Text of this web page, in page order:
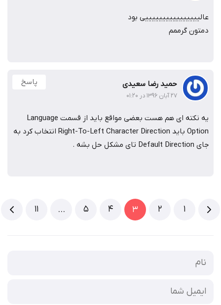
عالییییییییییییییییی بود
دمتون گرممم
حمید رضا سعیدی
۲۷ آبان ۱۳۹۶ در ۰۱:۲۰
پاسخ
یه نکته ای هم هست بعضی مواقع باید از قسمت Language
Option باید Right-To-Left Character Direction انتخاب کرد به
جای Default Direction تای مشکل حل بشه .
1
2
3
4
5
…
11